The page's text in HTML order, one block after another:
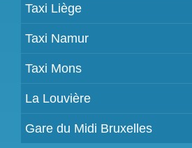
Taxi Liège
Taxi Namur
Taxi Mons
La Louvière
Gare du Midi Bruxelles